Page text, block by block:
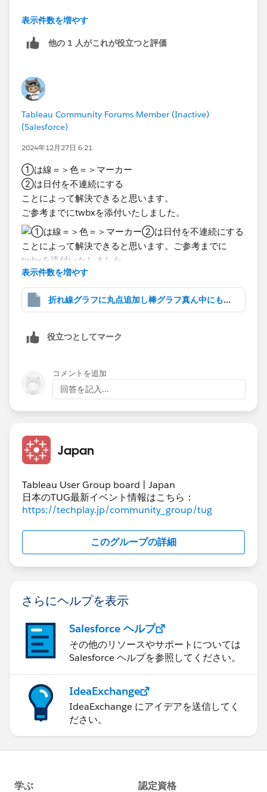
表示件数を増やす
他の 1 人がこれが役立つと評価
Tableau Community Forums Member (Inactive)
(Salesforce)
2024年12月27日 6:21
①は線＝＞色＝＞マーカー
②は日付を不連続にする
ことによって解決できると思います。
ご参考までにtwbxを添付いたしました。
表示件数を増やす
折れ線グラフに丸点追加し棒グラフ真ん中にもってくる.twbx
役立つとしてマーク
コメントを追加
回答を記入...
Japan
Tableau User Group board | Japan
日本のTUG最新イベント情報はこちら：
https://techplay.jp/community_group/tug
このグループの詳細
さらにヘルプを表示
Salesforce ヘルプ
その他のリソースやサポートについては
Salesforce ヘルプを参照してください。
IdeaExchange
IdeaExchange にアイデアを送信してく
ださい。